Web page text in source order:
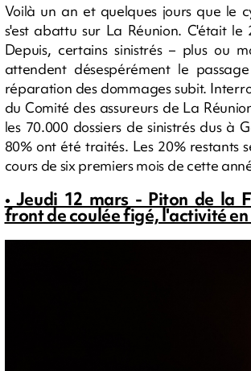
Voilà un an et quelques jours que le
s'est abattu sur La Réunion. C'était le
Depuis, certains sinistrés – plus ou
attendent désespérément le
réparation des dommages subit.
du Comité des assureurs de La
les 70.000 dossiers de sinistrés dus à
80% ont été traités. Les 20% restants
cours de six premiers mois de cette
• Jeudi 12 mars - Piton de la
front de coulée figé, l'activité